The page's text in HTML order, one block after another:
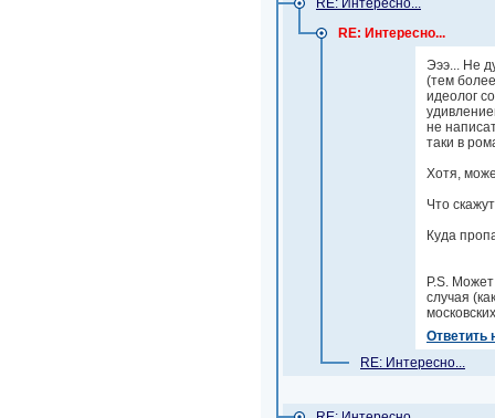
RE: Интересно...
RE: Интересно...
Эээ... Не
(тем
идеолог
не
таки в
Хотя,
Что
Куда
P.S.
случая
Ответить
RE: Интересно...